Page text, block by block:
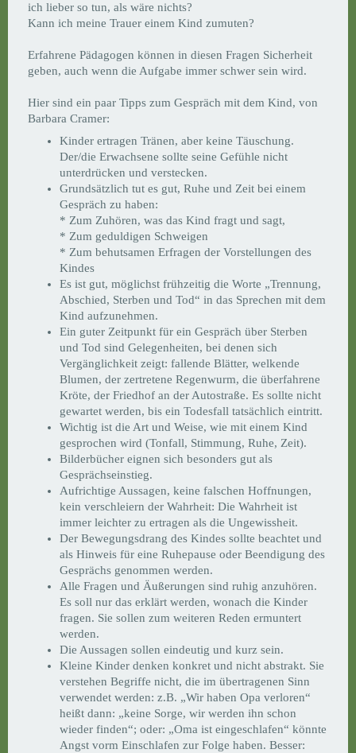
ich lieber so tun, als wäre nichts?
Kann ich meine Trauer einem Kind zumuten?
Erfahrene Pädagogen können in diesen Fragen Sicherheit
geben, auch wenn die Aufgabe immer schwer sein wird.
Hier sind ein paar Tipps zum Gespräch mit dem Kind, von
Barbara Cramer:
Kinder ertragen Tränen, aber keine Täuschung.
Der/die Erwachsene sollte seine Gefühle nicht
unterdrücken und verstecken.
Grundsätzlich tut es gut, Ruhe und Zeit bei einem
Gespräch zu haben:
* Zum Zuhören, was das Kind fragt und sagt,
* Zum geduldigen Schweigen
* Zum behutsamen Erfragen der Vorstellungen des
Kindes
Es ist gut, möglichst frühzeitig die Worte „Trennung,
Abschied, Sterben und Tod“ in das Sprechen mit dem
Kind aufzunehmen.
Ein guter Zeitpunkt für ein Gespräch über Sterben
und Tod sind Gelegenheiten, bei denen sich
Vergänglichkeit zeigt: fallende Blätter, welkende
Blumen, der zertretene Regenwurm, die überfahrene
Kröte, der Friedhof an der Autostraße. Es sollte nicht
gewartet werden, bis ein Todesfall tatsächlich eintritt.
Wichtig ist die Art und Weise, wie mit einem Kind
gesprochen wird (Tonfall, Stimmung, Ruhe, Zeit).
Bilderbücher eignen sich besonders gut als
Gesprächseinstieg.
Aufrichtige Aussagen, keine falschen Hoffnungen,
kein verschleiern der Wahrheit: Die Wahrheit ist
immer leichter zu ertragen als die Ungewissheit.
Der Bewegungsdrang des Kindes sollte beachtet und
als Hinweis für eine Ruhepause oder Beendigung des
Gesprächs genommen werden.
Alle Fragen und Äußerungen sind ruhig anzuhören.
Es soll nur das erklärt werden, wonach die Kinder
fragen. Sie sollen zum weiteren Reden ermuntert
werden.
Die Aussagen sollen eindeutig und kurz sein.
Kleine Kinder denken konkret und nicht abstrakt. Sie
verstehen Begriffe nicht, die im übertragenen Sinn
verwendet werden: z.B. „Wir haben Opa verloren“
heißt dann: „keine Sorge, wir werden ihn schon
wieder finden“; oder: „Oma ist eingeschlafen“ könnte
Angst vorm Einschlafen zur Folge haben. Besser: